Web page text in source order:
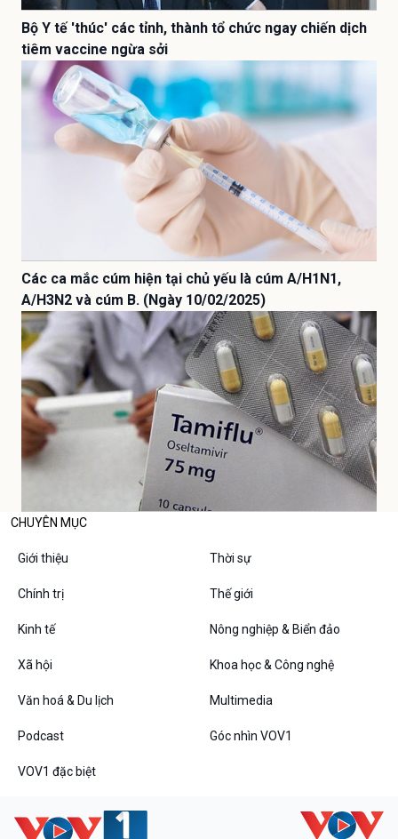
Bộ Y tế 'thúc' các tỉnh, thành tổ chức ngay chiến dịch
tiêm vaccine ngừa sởi
Các ca mắc cúm hiện tại chủ yếu là cúm A/H1N1,
A/H3N2 và cúm B. (Ngày 10/02/2025)
CHUYÊN MỤC
Giới thiệu Thời sự
Chính trị Thế giới
Kinh tế Nông nghiệp & Biển đảo
Xã hội Khoa học & Công nghệ
Văn hoá & Du lịch Multimedia
Podcast Góc nhìn VOV1
VOV1 đặc biệt